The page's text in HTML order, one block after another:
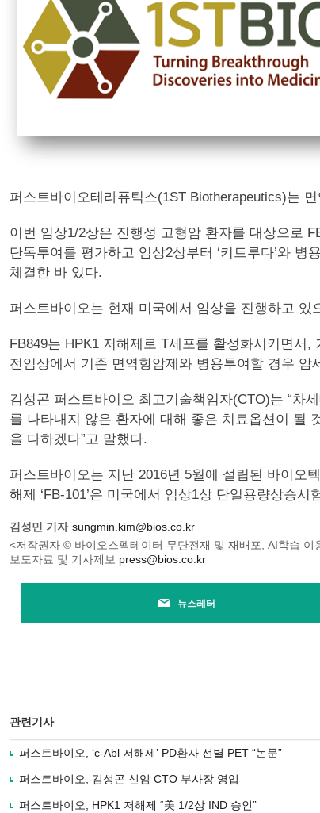
퍼스트바이오테라퓨틱스(1ST Biotherapeutics)는
이번 임상1/2상은 진행성 고형암 환자를 대상으로
단독투여를 평가하고 임상2상부터 ‘키트루다’와
체결한 바 있다.
퍼스트바이오는 현재 미국에서 임상을 진행하고
FB849는 HPK1 저해제로 T세포를 활성화시키면
전임상에서 기존 면역항암제와 병용투여할 경우 암
김성곤 퍼스트바이오 최고기술책임자(CTO)는 “차
를 나타내지 않은 환자에 대해 좋은 치료옵션이 될
을 다하겠다”고 말했다.
퍼스트바이오는 지난 2016년 5월에 설립된 바이오
해제 ‘FB-101’은 미국에서 임상1상 단일용량상승
김성민 기자 sungmin.kim@bios.co.kr
<저작권자 © 바이오스펙테이터 무단전재 및 재배포, AI학습 이
보도자료 및 기사제보 press@bios.co.kr
뉴스레터
관련기사
퍼스트바이오, ‘c-Abl 저해제’ PD환자 선별 PET “논문”
퍼스트바이오, 김성곤 신임 CTO 부사장 영입
퍼스트바이오, HPK1 저해제 “美 1/2상 IND 승인”